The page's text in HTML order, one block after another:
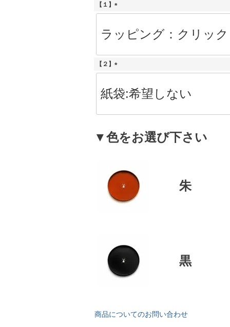
【１】
(
須
【２】
(
須
▼色をお選び下さい
朱
黒
商品についてのお問い合わせ